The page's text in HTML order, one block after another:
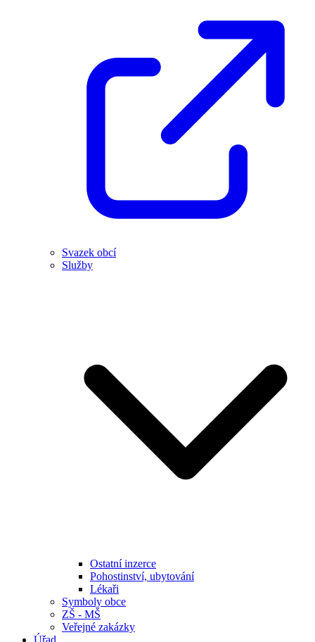
Svazek obcí
Služby
Ostatní inzerce
Pohostinství, ubytování
Lékaři
Symboly obce
ZŠ - MŠ
Veřejné zakázky